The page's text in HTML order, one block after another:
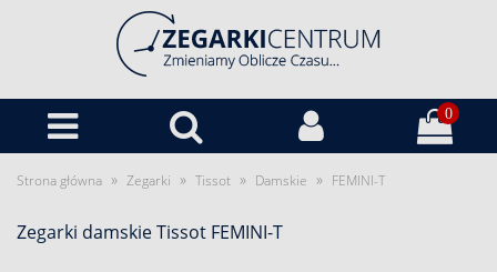
0
Strona główna » Zegarki » Tissot » Damskie » FEMINI-T
Zegarki damskie Tissot FEMINI-T